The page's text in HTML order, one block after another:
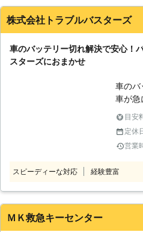
ブース
ぐ ③ジ
ーにエ
り込む
う……
し、や
それが
タート
客様が
中無休
します
ー上
専門の
で、安
い際は
い。 【関東地方で対応！タイヤのパ
ンク修
式会
お困り
の車に
ンジン
株式会社トラブルバスターズ
車のバッテリー切れ解決で安心！
スターズにおまかせ
車のバ
車が急
す。
ない
まうと
てとても
早く復
目安
定休
営業
スピーディーな対応 経験豊富
ＭＫ救急キーセンター